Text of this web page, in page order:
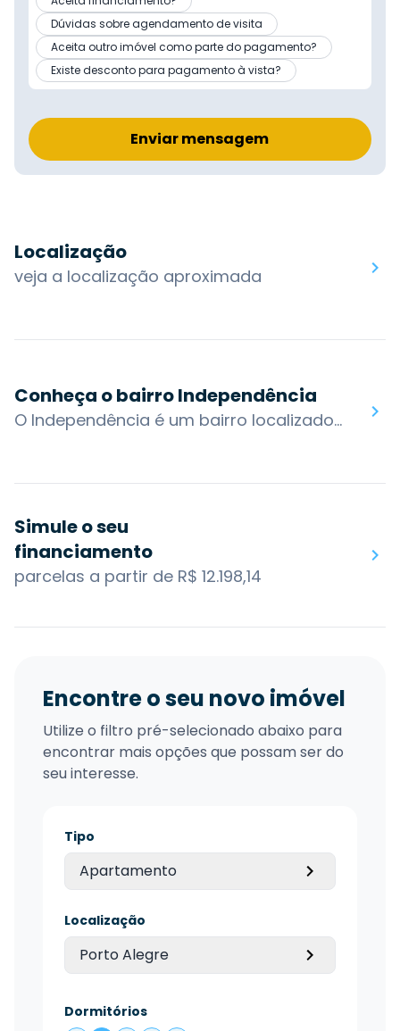
Dúvidas sobre agendamento de visita
Aceita outro imóvel como parte do pagamento?
Existe desconto para pagamento à vista?
Enviar mensagem
Localização
veja a localização aproximada
Conheça o bairro Independência
O Independência é um bairro localizado na zona central de Porto Alegre. O bairro atualmente dispõe de um variado comércio, serviços e renomados hospitais. Localizado em parte elevada da cidade, próxima do Centro Histórico, o bairro tornou-se o local preferido para moradia das classes média e alta.É considerado um bairro residencial e também bastante comercial. Duas antigas praças fazem parte do bairro: a Praça Dom Sebastião, em frente à Igreja da Conceição e a bem-conservada Praça Júlio de Castilhos.O bairro possui acesso por algumas das principais vias da cidade: R. Sarmento Leite, R. da Conceição, R. Alberto Bins, Av. Cristóvão Colombo, R. Ramiro Barcelos, R. Castro Alves e R. Fernandes Vieira. Os bairros nos arredores são: Floresta, Jardim Botânico, Menino Deus, Moinhos de Vento e Farroupilha.Você encontra no bairro Independência: Praça Dom Sebastião, Praça Júlio de Castilhos, Igreja de Nossa Senhora da Conceição, Marista Rosário, Teatro da OSPA, Hospital da Beneficência Portuguesa de Porto Alegre, Hospital Materno-Infantil Presidente Vargas, Hospital Moinhos de Vento.
Simule o seu
financiamento
parcelas a partir de R$ 12.198,14
Encontre o seu novo imóvel
Utilize o filtro pré-selecionado abaixo para
encontrar mais opções que possam ser do
seu interesse.
Tipo
Apartamento
Localização
Porto Alegre
Dormitórios